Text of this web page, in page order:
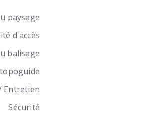
paysage
d'accès
balisage
Entretien
Sécurité